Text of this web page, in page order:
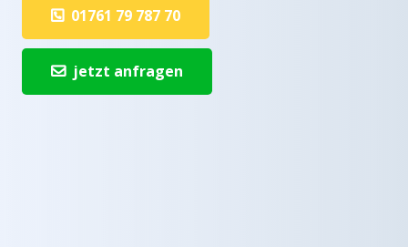
01761 79 787 70
jetzt anfragen